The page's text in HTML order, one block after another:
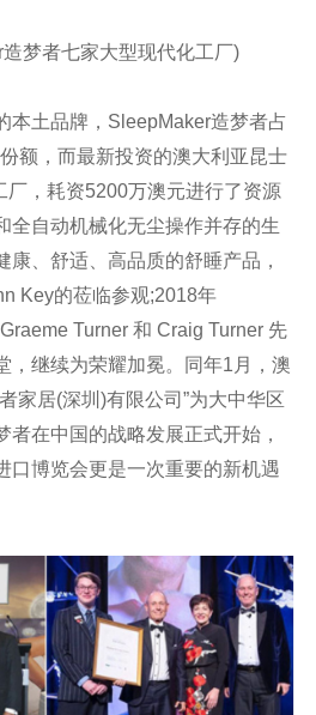
梦者七家大型现代化工厂)
本土品牌，SleepMaker造梦者占
额，而最新投资的澳大利亚昆士
厂，耗资5200万澳元进行了资源
全自动机械化无尘操作并存的生
康、舒适、高品质的舒睡产品，
Key的莅临参观;2018年
Turner 和 Craig Turner 先
，继续为荣耀加冕。同年1月，澳
家居(深圳)有限公司”为大中华区
者在中国的战略发展正式开始，
口博览会更是一次重要的新机遇